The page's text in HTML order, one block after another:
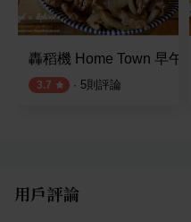
轟稻機 Home Town 早午餐
3.7 · 5則評論
用戶評論